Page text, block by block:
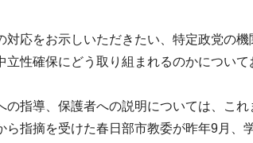
応をお示しいただきたい、特定政党の
性確保にどう取り組まれるのかについ
指導、保護者への説明については、こ
指摘を受けた春日部市教委が昨年9月、